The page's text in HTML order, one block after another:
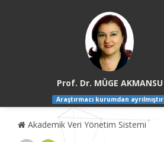
Prof. Dr. MÜGE AKMANSU
Araştırmacı kurumdan ayrılmıştır
Akademik Veri Yönetim Sistemi